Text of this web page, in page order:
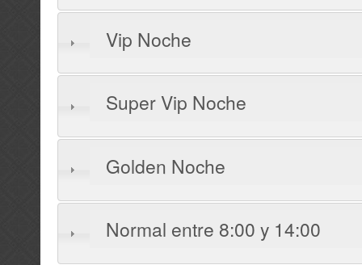
Vip Noche
Super Vip Noche
Golden Noche
Normal entre 8:00 y 14:00